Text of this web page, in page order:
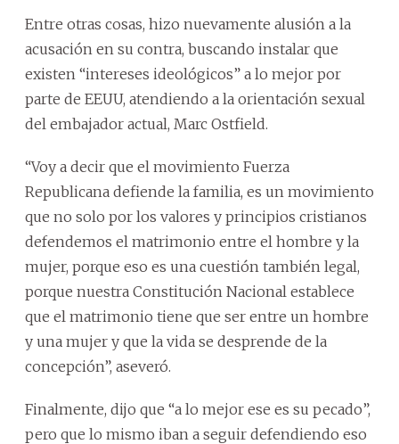
Entre otras cosas, hizo nuevamente alusión a la
acusación en su contra, buscando instalar que
existen “intereses ideológicos” a lo mejor por
parte de EEUU, atendiendo a la orientación sexual
del embajador actual, Marc Ostfield.
“Voy a decir que el movimiento Fuerza
Republicana defiende la familia, es un movimiento
que no solo por los valores y principios cristianos
defendemos el matrimonio entre el hombre y la
mujer, porque eso es una cuestión también legal,
porque nuestra Constitución Nacional establece
que el matrimonio tiene que ser entre un hombre
y una mujer y que la vida se desprende de la
concepción”, aseveró.
Finalmente, dijo que “a lo mejor ese es su pecado”,
pero que lo mismo iban a seguir defendiendo eso